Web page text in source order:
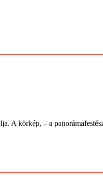
A körkép, – a